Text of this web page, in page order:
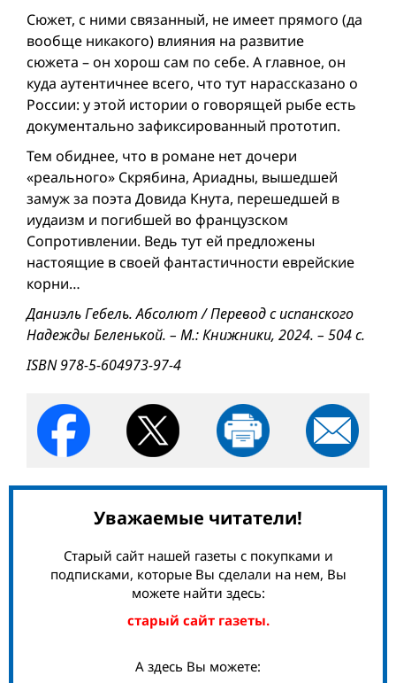
Сюжет, с ними связанный, не имеет прямого (да
вообще никакого) влияния на развитие
сюжета – он хорош сам по себе. А главное, он
куда аутентичнее всего, что тут нарассказано о
России: у этой истории о говорящей рыбе есть
документально зафиксированный прототип.
Тем обиднее, что в романе нет дочери
«реального» Скрябина, Ариадны, вышедшей
замуж за поэта Довида Кнута, перешедшей в
иудаизм и погибшей во французском
Сопротивлении. Ведь тут ей предложены
настоящие в своей фантастичности еврейские
корни…
Даниэль Гебель. Абсолют / Перевод с испанского
Надежды Беленькой. – М.: Книжники, 2024. – 504 с.
ISBN 978-5-604973-97-4
Уважаемые читатели!
Старый сайт нашей газеты с покупками и
подписками, которые Вы сделали на нем, Вы
можете найти здесь:
старый сайт газеты.
А здесь Вы можете: